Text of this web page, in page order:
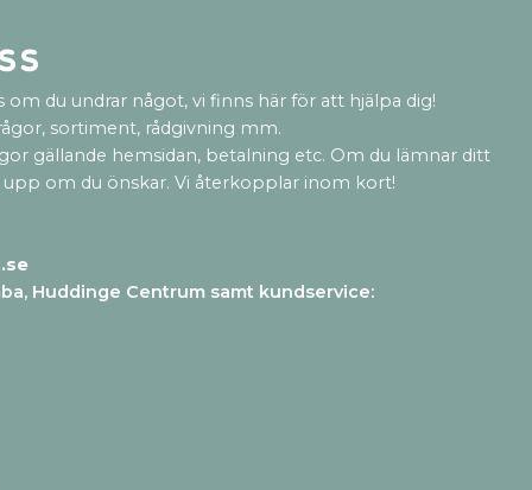
du undrar något, vi finns här för att hjälpa dig!
sortiment, rådgivning mm.
gällande hemsidan, betalning etc. Om du lämnar ditt
om du önskar. Vi återkopplar inom kort!
Huddinge Centrum samt kundservice: